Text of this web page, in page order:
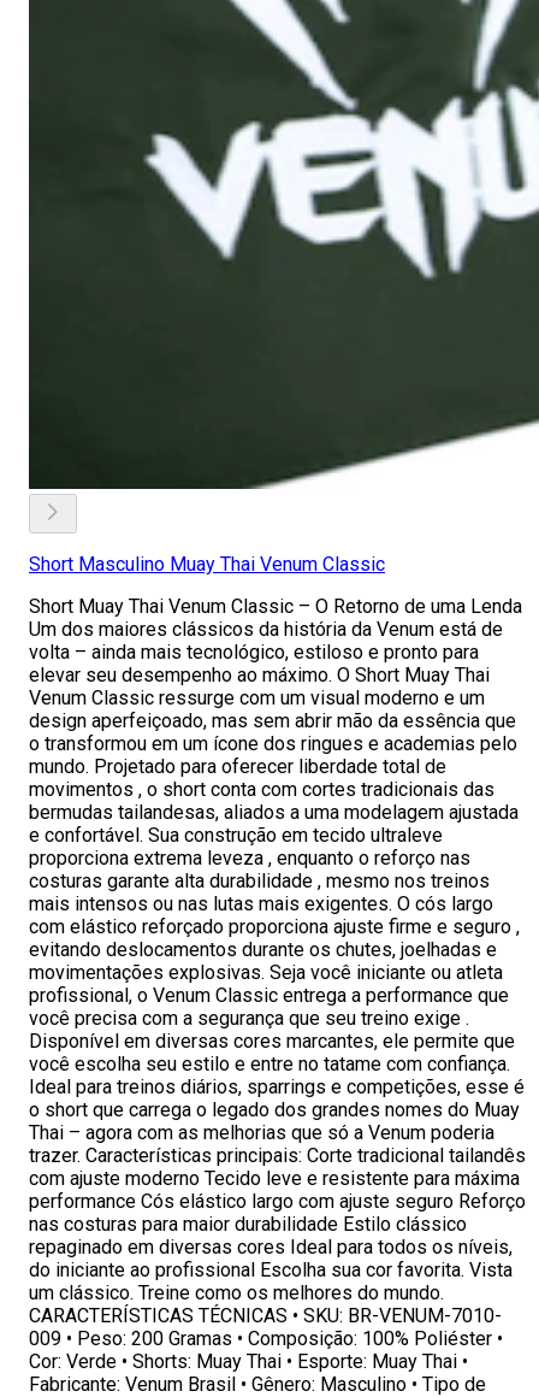
Short Masculino Muay Thai Venum Classic
Short Muay Thai Venum Classic – O Retorno de uma Lenda
Um dos maiores clássicos da história da Venum está de
volta – ainda mais tecnológico, estiloso e pronto para
elevar seu desempenho ao máximo. O Short Muay Thai
Venum Classic ressurge com um visual moderno e um
design aperfeiçoado, mas sem abrir mão da essência que
o transformou em um ícone dos ringues e academias pelo
mundo. Projetado para oferecer liberdade total de
movimentos , o short conta com cortes tradicionais das
bermudas tailandesas, aliados a uma modelagem ajustada
e confortável. Sua construção em tecido ultraleve
proporciona extrema leveza , enquanto o reforço nas
costuras garante alta durabilidade , mesmo nos treinos
mais intensos ou nas lutas mais exigentes. O cós largo
com elástico reforçado proporciona ajuste firme e seguro ,
evitando deslocamentos durante os chutes, joelhadas e
movimentações explosivas. Seja você iniciante ou atleta
profissional, o Venum Classic entrega a performance que
você precisa com a segurança que seu treino exige .
Disponível em diversas cores marcantes, ele permite que
você escolha seu estilo e entre no tatame com confiança.
Ideal para treinos diários, sparrings e competições, esse é
o short que carrega o legado dos grandes nomes do Muay
Thai – agora com as melhorias que só a Venum poderia
trazer. Características principais: Corte tradicional tailandês
com ajuste moderno Tecido leve e resistente para máxima
performance Cós elástico largo com ajuste seguro Reforço
nas costuras para maior durabilidade Estilo clássico
repaginado em diversas cores Ideal para todos os níveis,
do iniciante ao profissional Escolha sua cor favorita. Vista
um clássico. Treine como os melhores do mundo.
CARACTERÍSTICAS TÉCNICAS • SKU: BR-VENUM-7010-
009 • Peso: 200 Gramas • Composição: 100% Poliéster •
Cor: Verde • Shorts: Muay Thai • Esporte: Muay Thai •
Fabricante: Venum Brasil • Gênero: Masculino • Tipo de